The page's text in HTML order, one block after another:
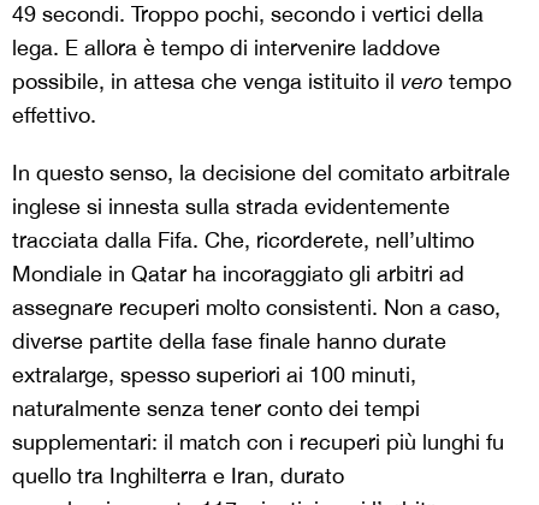
49 secondi. Troppo pochi, secondo i vertici della
lega. E allora è tempo di intervenire laddove
possibile, in attesa che venga istituito il vero tempo
effettivo.
In questo senso, la decisione del comitato arbitrale
inglese si innesta sulla strada evidentemente
tracciata dalla Fifa. Che, ricorderete, nell’ultimo
Mondiale in Qatar ha incoraggiato gli arbitri ad
assegnare recuperi molto consistenti. Non a caso,
diverse partite della fase finale hanno durate
extralarge, spesso superiori ai 100 minuti,
naturalmente senza tener conto dei tempi
supplementari: il match con i recuperi più lunghi fu
quello tra Inghilterra e Iran, durato